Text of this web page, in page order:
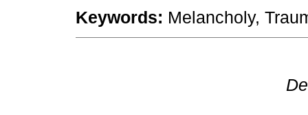
Keywords: Melancholy,